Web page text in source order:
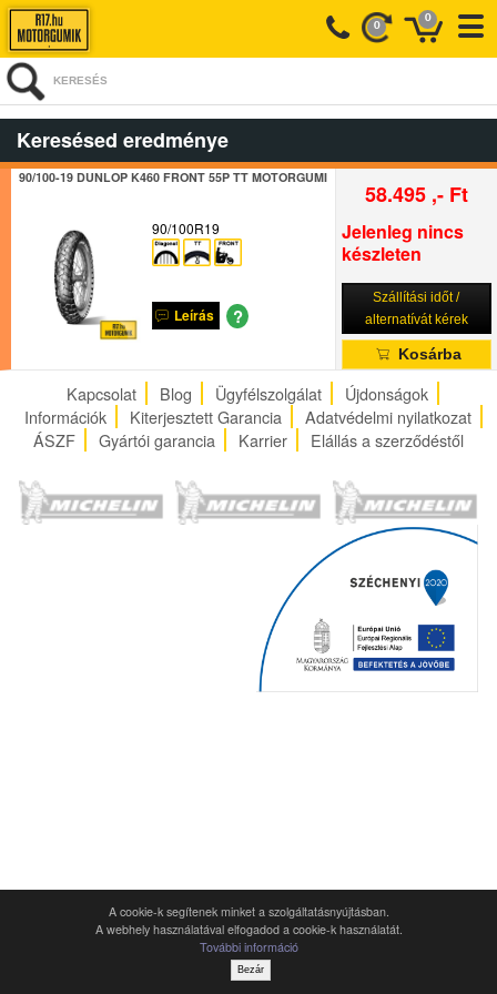
0
0
KERESÉS
Keresésed eredménye
90/100-19 DUNLOP K460 FRONT 55P TT MOTORGUMI
90/100R19
Leírás ?
58.495 ,- Ft
Jelenleg nincs
készleten
Szállítási időt /
alternatívát kérek
Kosárba
Kapcsolat Blog Ügyfélszolgálat
Újdonságok
Információk
Kiterjesztett Garancia
Adatvédelmi nyilatkozat
ÁSZF
Gyártói garancia Karrier Elállás a szerződéstől
A cookie-k segítenek minket a szolgáltatásnyújtásban.
A webhely használatával elfogadod a cookie-k használatát.
További információ
Bezár